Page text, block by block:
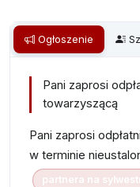
Ogłoszenie
Pani zaprosi
towarzyszącą
Pani zaprosi
w terminie
partnera na